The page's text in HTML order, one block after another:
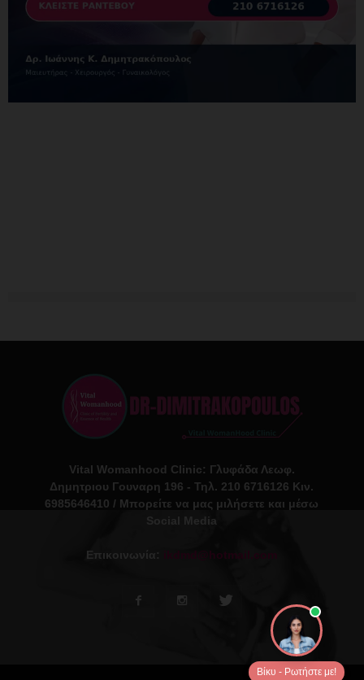
Vital Womanhood Clinic: Γλυφάδα Λεωφ.
Δημητριου Γουναρη 196 - Τηλ. 210 6716126 Κιν.
6985646410 / Μπορείτε να μας μιλήσετε και μέσω
Social Media
Επικοινωνία: ikdmd@hotmail.com
Βίκυ - Ρωτήστε με!